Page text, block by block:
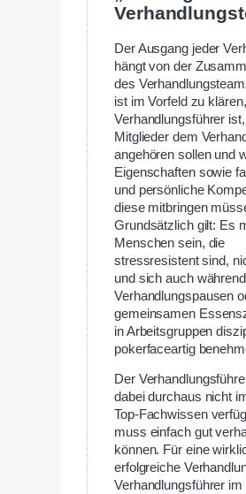
Der Ausgang jeder
hängt von der
des
ist im Vorfeld zu
Verhandlungsführer
Mitglieder dem
angehören sollen und
Eigenschaften sowie
und persönliche
diese mitbringen
Grundsätzlich gilt: Es
Menschen sein, die
stressresistent sind,
und sich auch
Verhandlungspausen
gemeinsamen
in Arbeitsgruppen
pokerfaceartig
Der
dabei durchaus nicht
Top-Fachwissen
muss einfach gut
können. Für eine
erfolgreiche
Verhandlungsführer im